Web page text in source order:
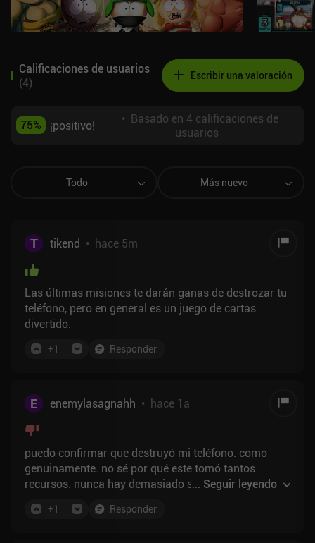
Calificaciones de usuarios
(4) Escribir una valoración
75% ¡positivo! • Basado en 4 calificaciones de
usuarios
Todo Más nuevo
T tikend • hace 5m
Las últimas misiones te darán ganas de destrozar tu
teléfono, pero en general es un juego de cartas
divertido.
+1 Responder
E enemylasagnahh • hace 1a
puedo confirmar que destruyó mi teléfono. como
genuinamente. no sé por qué este tomó tantos
recursos. nunca hay demasiado sucediendo en la
hace que mi teléfono lo suficientemente caliente
... Seguir leyendo
+1 Responder